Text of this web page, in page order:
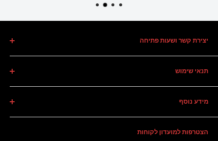
יצירת קשר ושעות פתיחה
כתובת:החרמש 2, הרצליה
מייל : Sales@shiroco.co.il
הצטרפות למועדון לקוחות
תנאי שימוש
תקנון
מדיניות החזרה
מדיניות פרטיות
הצהרת נגישות
מידע נוסף
אודות
יצירת קשר